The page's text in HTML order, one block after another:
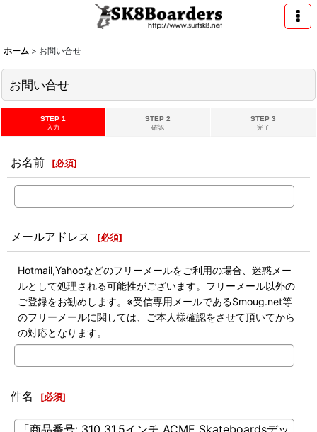
ホーム > お問い合せ
お問い合せ
STEP 1
入力
STEP 2
確認
STEP 3
完了
お名前 [必須]
メールアドレス [必須]
Hotmail,Yahooなどのフリーメールをご利用の場合、迷惑メー
ルとして処理される可能性がございます。フリーメール以外の
ご登録をお勧めします。※受信専用メールであるSmoug.net等
のフリーメールに関しては、ご本人様確認をさせて頂いてから
の対応となります。
件名 [必須]